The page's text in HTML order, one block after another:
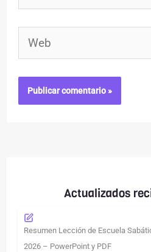
Actualizados
Resumen Lección de Escuela
2026 – PowerPoint y PDF
electrónico*
Web